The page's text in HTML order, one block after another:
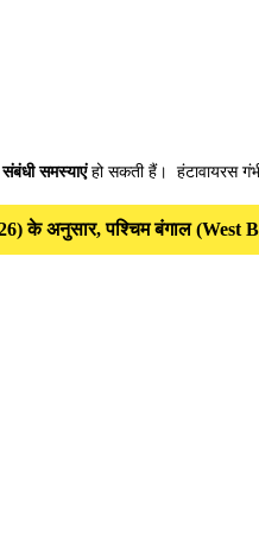
समस्याएंहो सकती हैं। हंटावायरस
के अनुसार, पश्चिम बंगाल (West